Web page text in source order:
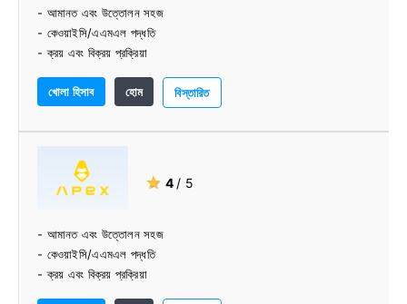
- আমানত এবং উত্তোলন সহজ
- কেওয়াইসি/এএমএল পদ্ধতি
- ক্রয় এবং বিক্রয় প্রক্রিয়া
খোলা হিসাব
হোম বিস্তারিত
★ 4 / 5
- আমানত এবং উত্তোলন সহজ
- কেওয়াইসি/এএমএল পদ্ধতি
- ক্রয় এবং বিক্রয় প্রক্রিয়া